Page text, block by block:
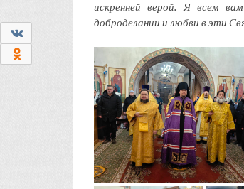
искренней верой. Я всем
доброделании и любви в эти